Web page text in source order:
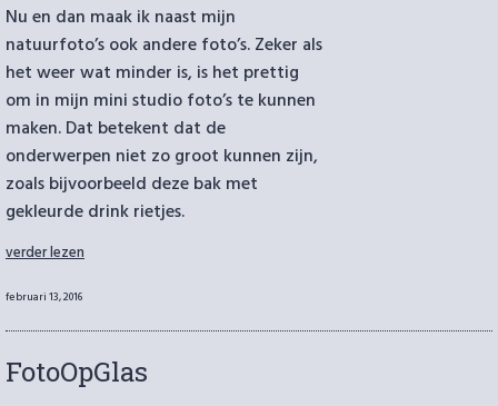
Nu en dan maak ik naast mijn
natuurfoto’s ook andere foto’s. Zeker als
het weer wat minder is, is het prettig
om in mijn mini studio foto’s te kunnen
maken. Dat betekent dat de
onderwerpen niet zo groot kunnen zijn,
zoals bijvoorbeeld deze bak met
gekleurde drink rietjes.
“Gekleurde
verder lezen
Geplaatst
februari 13, 2016
FotoOpGlas